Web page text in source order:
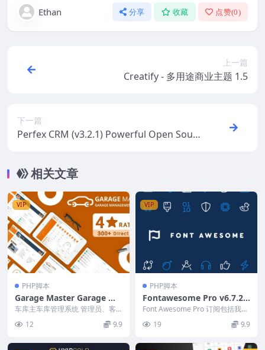
Ethan 分享 收藏 点赞(0)
上一篇
Creatify - 多用途商业主题 1.5
下一篇
Perfex CRM (v3.2.1) Powerful Open Sour
相关文章
VIP
PHP脚本
Garage Master Garage Ma
nagement System v.4.3.0
车库主车库管理系统 管理员、客
户、员工、支持人员和会计用户角
色、工作卡创建和门禁...
12 9.9
VIP
PHP脚本
Fontawesome Pro v6.7.2
(Web & Desktop)
Font Awesome Pro 订阅包括我们
的图标和工具包的终身许可，以及
每年...
19 9.9